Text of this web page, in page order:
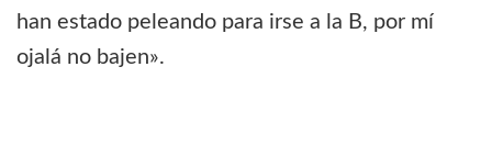
han estado peleando para irse a la B, por mí
ojalá no bajen».